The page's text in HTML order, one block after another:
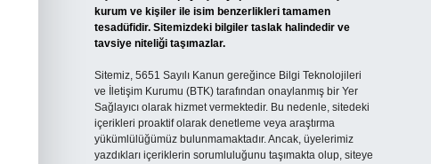
kurum ve kişiler ile isim benzerlikleri tamamen
tesadüfidir. Sitemizdeki bilgiler taslak halindedir ve
tavsiye niteliği taşımazlar.
Sitemiz, 5651 Sayılı Kanun gereğince Bilgi Teknolojileri
ve İletişim Kurumu (BTK) tarafından onaylanmış bir Yer
Sağlayıcı olarak hizmet vermektedir. Bu nedenle, sitedeki
içerikleri proaktif olarak denetleme veya araştırma
yükümlülüğümüz bulunmamaktadır. Ancak, üyelerimiz
yazdıkları içeriklerin sorumluluğunu taşımakta olup, siteye